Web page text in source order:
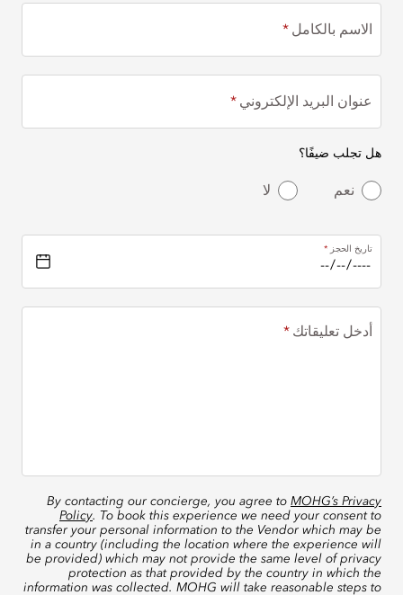
الاسم بالكامل
عنوان البريد الإلكتروني
هل تجلب ضيفًا؟
نعم لا
تاريخ الحجز
أدخل تعليقاتك
By contacting our concierge, you agree to MOHG’s Privacy
Policy. To book this experience we need your consent to
transfer your personal information to the Vendor which may be
in a country (including the location where the experience will
be provided) which may not provide the same level of privacy
protection as that provided by the country in which the
information was collected. MOHG will take reasonable steps to